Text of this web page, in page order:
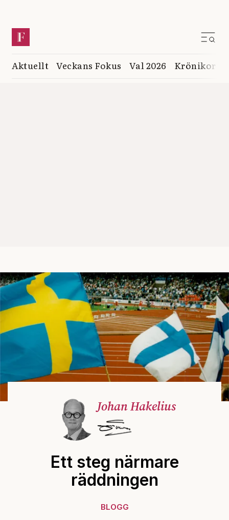
Aktuellt Veckans Fokus Val 2026 Krönikor
Johan Hakelius
Ett steg närmare
räddningen
BLOGG